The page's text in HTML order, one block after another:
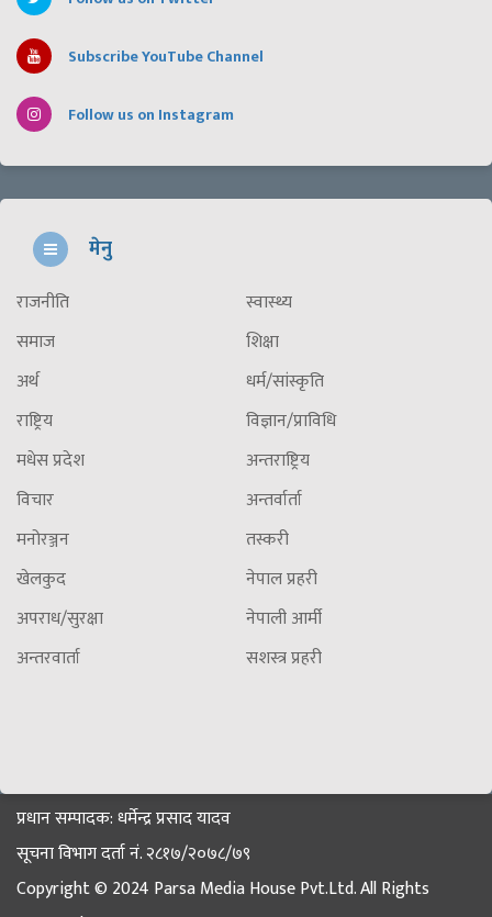
Subscribe YouTube Channel
Follow us on Instagram
मेनु
राजनीति
समाज
अर्थ
राष्ट्रिय
मधेस प्रदेश
विचार
मनोरञ्जन
खेलकुद
अपराध/सुरक्षा
अन्तरवार्ता
स्वास्थ्य
शिक्षा
धर्म/सांस्कृति
विज्ञान/प्राविधि
अन्तराष्ट्रिय
अन्तर्वार्ता
तस्करी
नेपाल प्रहरी
नेपाली आर्मी
सशस्त्र प्रहरी
प्रधान सम्पादक: धर्मेन्द्र प्रसाद यादव
सूचना विभाग दर्ता नं. २८१७/२०७८/७९
Copyright © 2024 Parsa Media House Pvt.Ltd. All Rights